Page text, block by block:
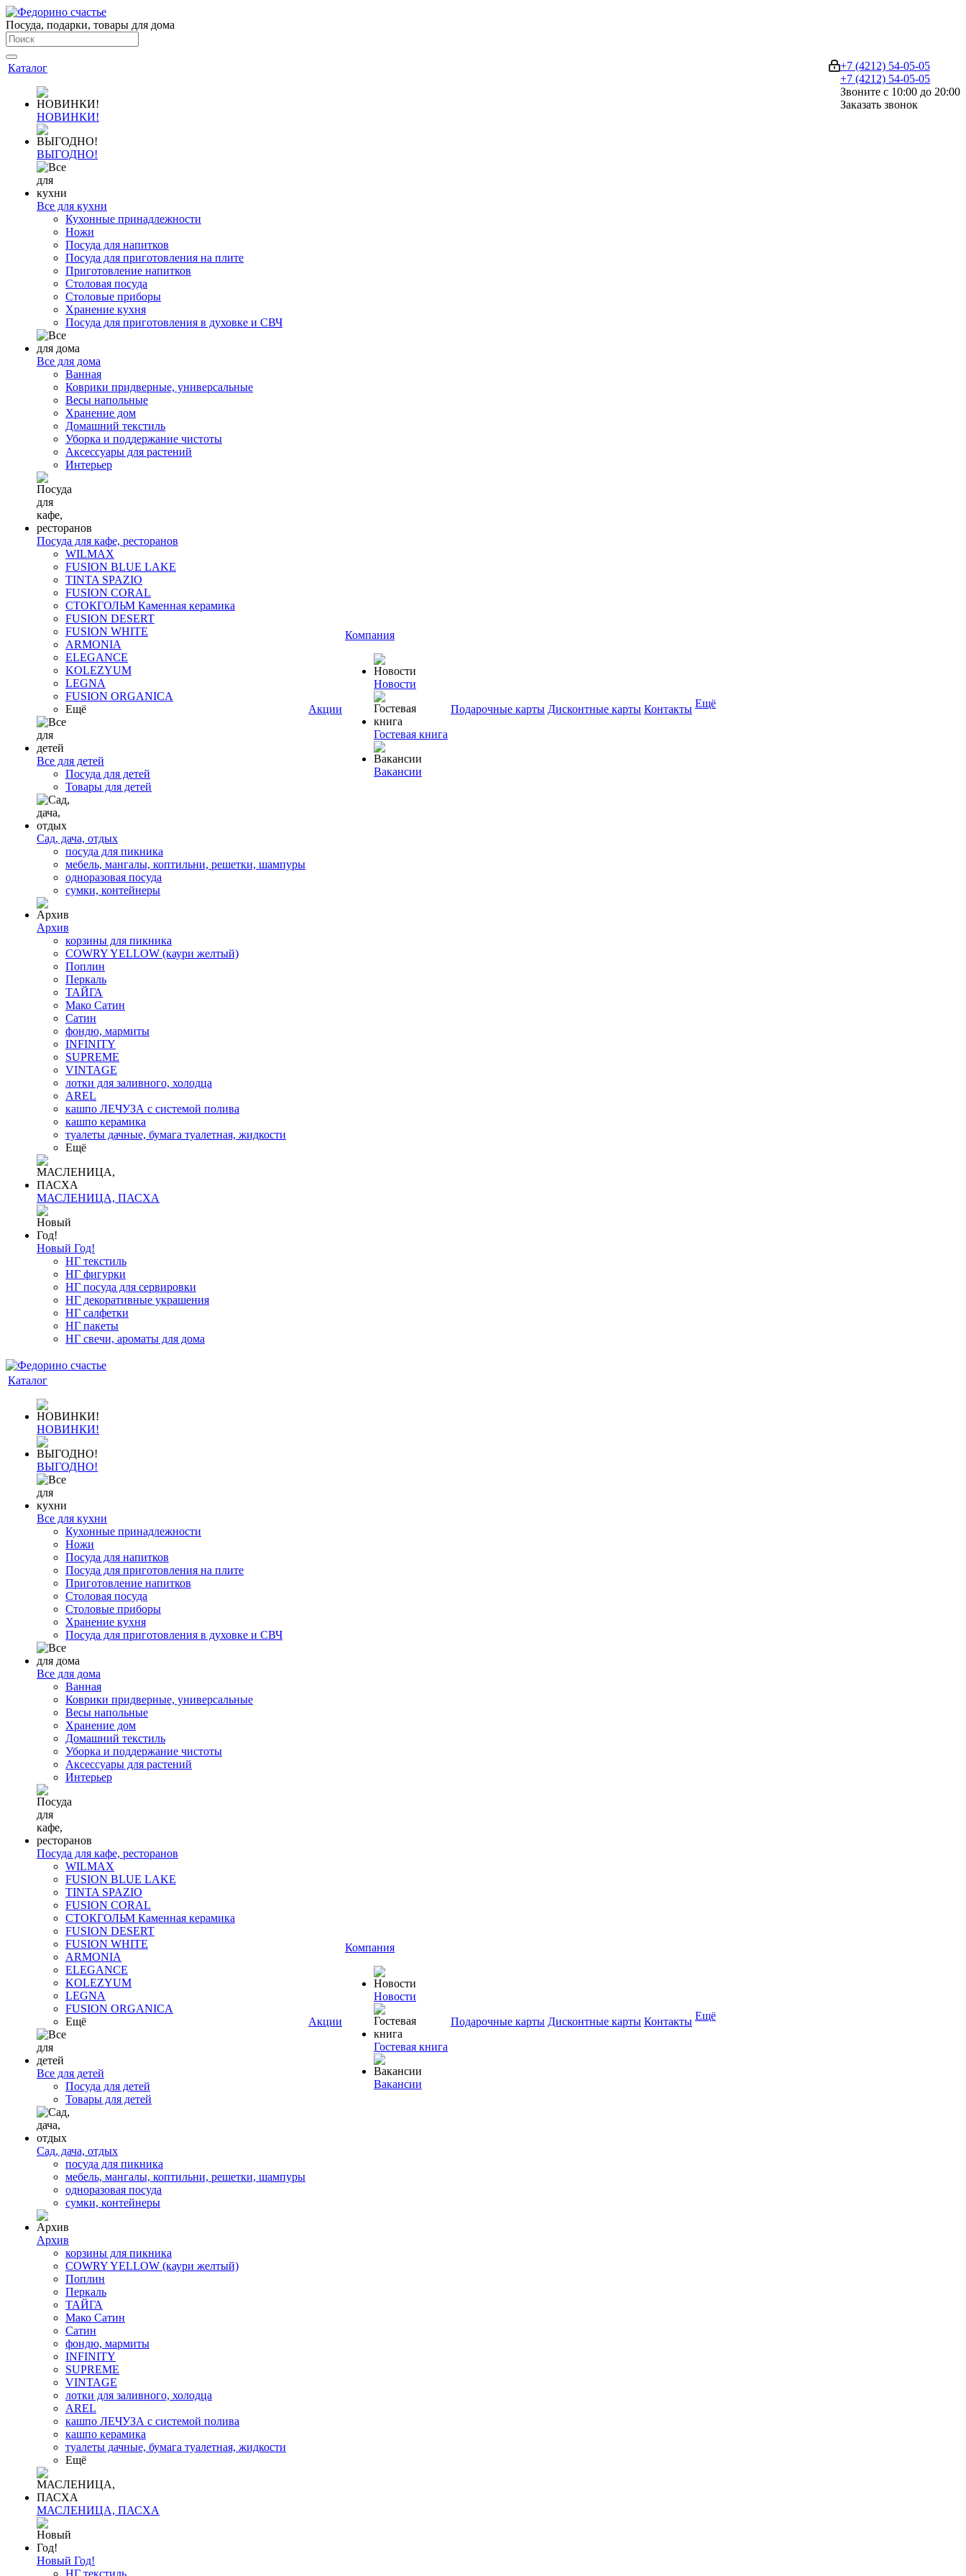
Посуда, подарки, товары для дома
+7 (4212) 54-05-05
+7 (4212) 54-05-05
Звоните с 10:00 до 20:00
Заказать звонок
Каталог
НОВИНКИ!
ВЫГОДНО!
Все для кухни
Кухонные принадлежности
Ножи
Посуда для напитков
Посуда для приготовления на плите
Приготовление напитков
Столовая посуда
Столовые приборы
Хранение кухня
Посуда для приготовления в духовке и СВЧ
Все для дома
Ванная
Коврики придверные, универсальные
Весы напольные
Хранение дом
Домашний текстиль
Уборка и поддержание чистоты
Аксессуары для растений
Интерьер
Посуда для кафе, ресторанов
WILMAX
FUSION BLUE LAKE
TINTA SPAZIO
FUSION CORAL
СТОКГОЛЬМ Каменная керамика
FUSION DESERT
FUSION WHITE
ARMONIA
ELEGANCE
KOLEZYUM
LEGNA
FUSION ORGANICA
Ещё
Все для детей
Посуда для детей
Товары для детей
Сад, дача, отдых
посуда для пикника
мебель, мангалы, коптильни, решетки, шампуры
одноразовая посуда
сумки, контейнеры
Архив
корзины для пикника
COWRY YELLOW (каури желтый)
Поплин
Перкаль
ТАЙГА
Мако Сатин
Сатин
фондю, мармиты
INFINITY
SUPREME
VINTAGE
лотки для заливного, холодца
AREL
кашпо ЛЕЧУЗА с системой полива
кашпо керамика
туалеты дачные, бумага туалетная, жидкости
Ещё
МАСЛЕНИЦА, ПАСХА
Новый Год!
НГ текстиль
НГ фигурки
НГ посуда для сервировки
НГ декоративные украшения
НГ салфетки
НГ пакеты
НГ свечи, ароматы для дома
Акции
Компания
Новости
Гостевая книга
Вакансии
Подарочные карты Дисконтные карты Контакты Ещё
Каталог
НОВИНКИ!
ВЫГОДНО!
Все для кухни
Кухонные принадлежности
Ножи
Посуда для напитков
Посуда для приготовления на плите
Приготовление напитков
Столовая посуда
Столовые приборы
Хранение кухня
Посуда для приготовления в духовке и СВЧ
Все для дома
Ванная
Коврики придверные, универсальные
Весы напольные
Хранение дом
Домашний текстиль
Уборка и поддержание чистоты
Аксессуары для растений
Интерьер
Посуда для кафе, ресторанов
WILMAX
FUSION BLUE LAKE
TINTA SPAZIO
FUSION CORAL
СТОКГОЛЬМ Каменная керамика
FUSION DESERT
FUSION WHITE
ARMONIA
ELEGANCE
KOLEZYUM
LEGNA
FUSION ORGANICA
Ещё
Все для детей
Посуда для детей
Товары для детей
Сад, дача, отдых
посуда для пикника
мебель, мангалы, коптильни, решетки, шампуры
одноразовая посуда
сумки, контейнеры
Архив
корзины для пикника
COWRY YELLOW (каури желтый)
Поплин
Перкаль
ТАЙГА
Мако Сатин
Сатин
фондю, мармиты
INFINITY
SUPREME
VINTAGE
лотки для заливного, холодца
AREL
кашпо ЛЕЧУЗА с системой полива
кашпо керамика
туалеты дачные, бумага туалетная, жидкости
Ещё
МАСЛЕНИЦА, ПАСХА
Новый Год!
НГ текстиль
Акции
Компания
Новости
Гостевая книга
Вакансии
Подарочные карты Дисконтные карты Контакты Ещё